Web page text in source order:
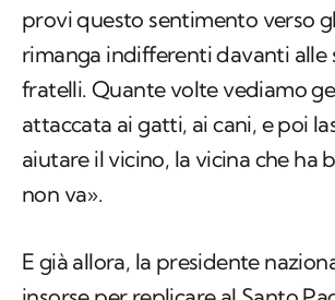
provi questo sentimento verso
rimanga indifferenti davanti alle
fratelli. Quante volte vediamo
attaccata ai gatti, ai cani, e poi
aiutare il vicino, la vicina che ha
non va».
E già allora, la presidente